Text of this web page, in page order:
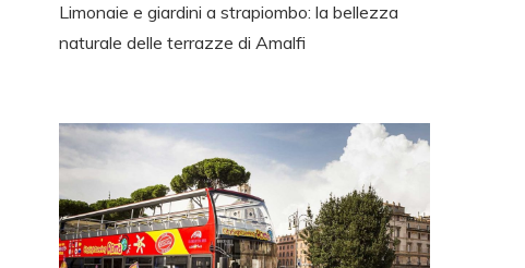
Limonaie e giardini a strapiombo: la bellezza
naturale delle terrazze di Amalfi